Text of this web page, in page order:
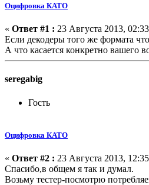
Оцифровка КАТО
« Ответ #1 : 23 Августа 2013,
Если декодеры того же формата
А что касается конкретно вашего
seregabig
Гость
Оцифровка КАТО
« Ответ #2 : 23 Августа 2013,
Спасибо,в общем я так и думал.
Возьму тестер-посмотрю